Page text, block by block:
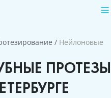
/ Нейлоновые
ПРОТЕЗЫ